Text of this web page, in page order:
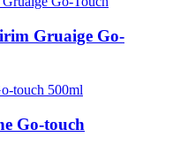
Gruaige Go-
Go-touch